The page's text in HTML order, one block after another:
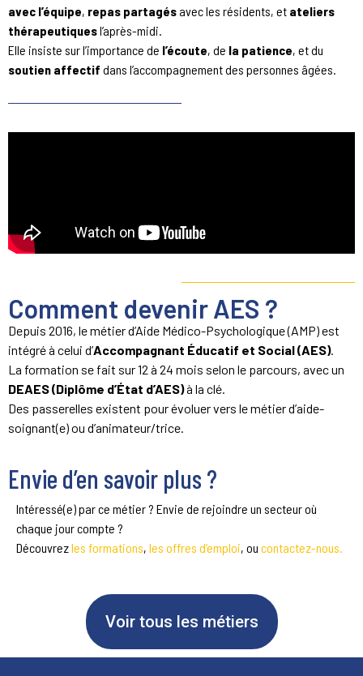
avec l’équipe, repas partagésavec les résidents, et ateliers
thérapeutiquesl’après-midi.
Elle insiste sur l’importance de l’écoute, de la patience, et du
soutien affectif dans l’accompagnement des personnes âgées.
Comment devenir AES ?
Depuis 2016, le métier d’Aide Médico-Psychologique (AMP) est
intégré à celui d’Accompagnant Éducatif et Social (AES).
La formation se fait sur 12 à 24 mois selon le parcours, avec un
DEAES (Diplôme d’État d’AES)à la clé.
Des passerelles existent pour évoluer vers le métier d’aide-
soignant(e) ou d’animateur/trice.
Envie d’en savoir plus ?
Intéressé(e) par ce métier ? Envie de rejoindre un secteur où
chaque jour compte ?
Découvrezles formations, les offres d’emploi, ou contactez-nous.
Voir tous les métiers